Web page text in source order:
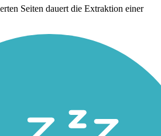
Seiten dauert die Extraktion einer